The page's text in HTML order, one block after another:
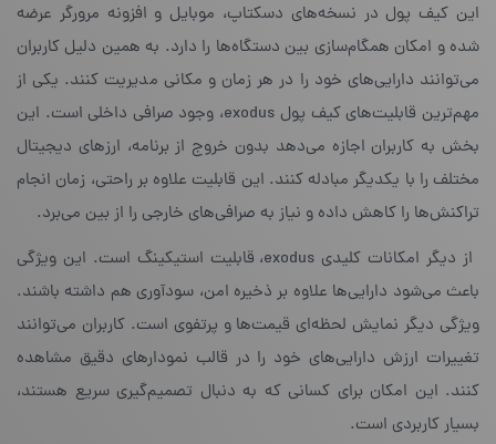
این کیف پول در نسخه‌های دسکتاپ، موبایل و افزونه مرورگر عرضه
شده و امکان همگام‌سازی بین دستگاه‌ها را دارد. به همین دلیل کاربران
می‌توانند دارایی‌های خود را در هر زمان و مکانی مدیریت کنند. یکی از
مهم‌ترین قابلیت‌های کیف پول exodus، وجود صرافی داخلی است. این
بخش به کاربران اجازه می‌دهد بدون خروج از برنامه، ارزهای دیجیتال
مختلف را با یکدیگر مبادله کنند. این قابلیت علاوه بر راحتی، زمان انجام
تراکنش‌ها را کاهش داده و نیاز به صرافی‌های خارجی را از بین می‌برد.
از دیگر امکانات کلیدی exodus، قابلیت استیکینگ است. این ویژگی
باعث می‌شود دارایی‌ها علاوه بر ذخیره امن، سودآوری هم داشته باشند.
ویژگی دیگر نمایش لحظه‌ای قیمت‌ها و پرتفوی است. کاربران می‌توانند
تغییرات ارزش دارایی‌های خود را در قالب نمودارهای دقیق مشاهده
کنند. این امکان برای کسانی که به دنبال تصمیم‌گیری سریع هستند،
بسیار کاربردی است.